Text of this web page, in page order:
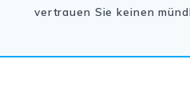
vertrauen Sie keinen